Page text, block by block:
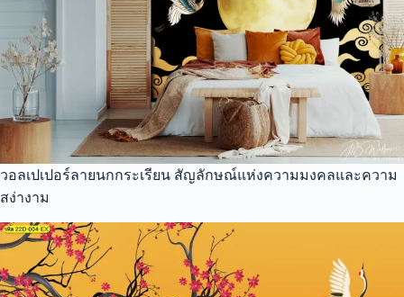
วอลเปเปอร์ลายนกกระเรียน สัญลักษณ์แห่งความมงคลและความ
สง่างาม